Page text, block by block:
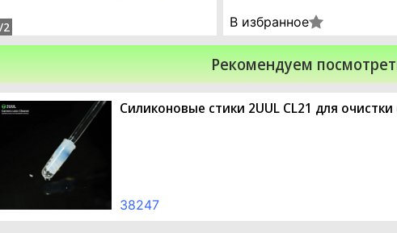
2 В избранное
Рекомендуем
Силиконовые стики 2UUL CL21 для
38247